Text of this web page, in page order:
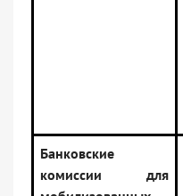
Банковские
комиссии для